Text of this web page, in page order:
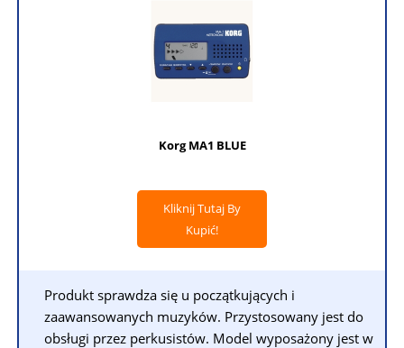
Korg MA1 BLUE
Kliknij Tutaj By
Kupić!
Produkt sprawdza się u początkujących i
zaawansowanych muzyków. Przystosowany jest do
obsługi przez perkusistów. Model wyposażony jest w